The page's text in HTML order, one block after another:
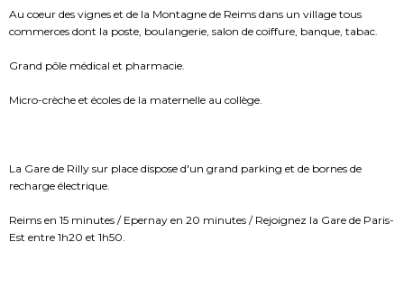
Au coeur des vignes et de la Montagne de Reims dans un village tous
commerces dont la poste, boulangerie, salon de coiffure, banque, tabac.
Grand pôle médical et pharmacie.
Micro-crèche et écoles de la maternelle au collège.
La Gare de Rilly sur place dispose d'un grand parking et de bornes de
recharge électrique.
Reims en 15 minutes / Epernay en 20 minutes / Rejoignez la Gare de Paris-
Est entre 1h20 et 1h50.